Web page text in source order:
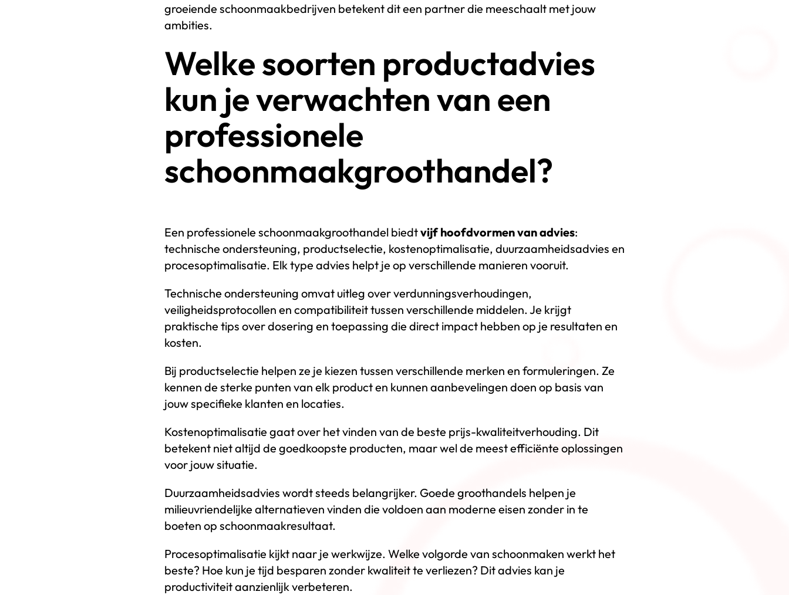
groeiende schoonmaakbedrijven betekent dit een partner die meeschaalt met jouw
ambities.
Welke soorten productadvies
kun je verwachten van een
professionele
schoonmaakgroothandel?
Een professionele schoonmaakgroothandel biedtvijf hoofdvormen van advies:
technische ondersteuning, productselectie, kostenoptimalisatie, duurzaamheidsadvies en
procesoptimalisatie. Elk type advies helpt je op verschillende manieren vooruit.
Technische ondersteuning omvat uitleg over verdunningsverhoudingen,
veiligheidsprotocollen en compatibiliteit tussen verschillende middelen. Je krijgt
praktische tips over dosering en toepassing die direct impact hebben op je resultaten en
kosten.
Bij productselectie helpen ze je kiezen tussen verschillende merken en formuleringen. Ze
kennen de sterke punten van elk product en kunnen aanbevelingen doen op basis van
jouw specifieke klanten en locaties.
Kostenoptimalisatie gaat over het vinden van de beste prijs-kwaliteitverhouding. Dit
betekent niet altijd de goedkoopste producten, maar wel de meest efficiënte oplossingen
voor jouw situatie.
Duurzaamheidsadvies wordt steeds belangrijker. Goede groothandels helpen je
milieuvriendelijke alternatieven vinden die voldoen aan moderne eisen zonder in te
boeten op schoonmaakresultaat.
Procesoptimalisatie kijkt naar je werkwijze. Welke volgorde van schoonmaken werkt het
beste? Hoe kun je tijd besparen zonder kwaliteit te verliezen? Dit advies kan je
productiviteit aanzienlijk verbeteren.